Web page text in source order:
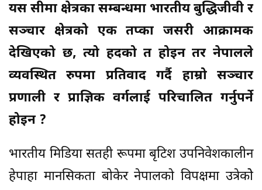
यस सीमा क्षेत्रका सम्बन्धमा भारतीय बुद्धिजीवी र
सञ्चार क्षेत्रको एक तप्का जसरी आक्रामक
देखिएको छ, त्यो हदको त होइन तर नेपालले
व्यवस्थित रुपमा प्रतिवाद गर्दै हाम्रो सञ्चार
प्रणाली र प्राज्ञिक वर्गलाई परिचालित गर्नुपर्ने
होइन ?
भारतीय मिडिया सतही रूपमा बृटिश उपनिवेशकालीन
हेपाहा मानसिकता बोकेर नेपालको विपक्षमा उत्रेकोे